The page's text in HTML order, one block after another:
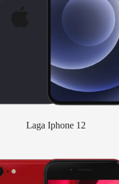
Laga Iphone 12